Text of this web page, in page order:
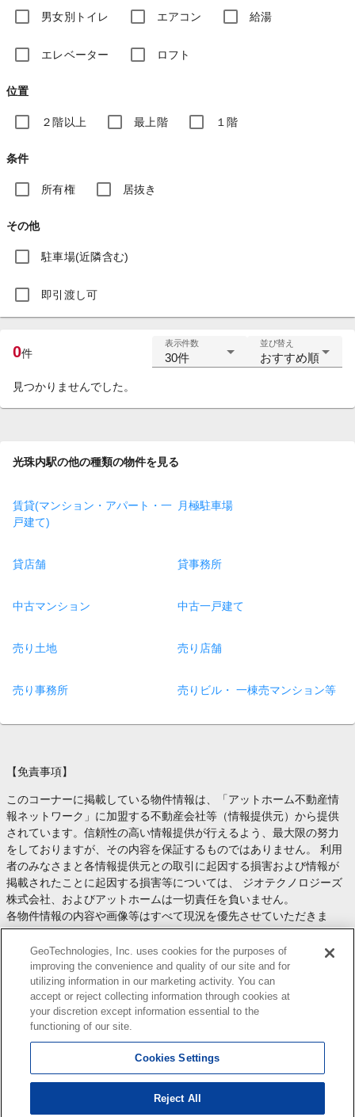
男女別トイレ エアコン 給湯
エレベーター ロフト
位置
２階以上 最上階 １階
条件
所有権 居抜き
その他
駐車場(近隣含む)
即引渡し可
0件
表示件数
30件
並び替え
おすすめ順
見つかりませんでした。
光珠内駅の他の種類の物件を見る
賃貸(マンション・アパート・一
戸建て)
月極駐車場
貸店舗 貸事務所
中古マンション 中古一戸建て
売り土地 売り店舗
売り事務所 売りビル・ 一棟売マンション等
【免責事項】
このコーナーに掲載している物件情報は、「アットホーム不動産情
報ネットワーク」に加盟する不動産会社等（情報提供元）から提供
されています。信頼性の高い情報提供が行えるよう、最大限の努力
をしておりますが、その内容を保証するものではありません。 利用
者のみなさまと各情報提供元との取引に起因する損害および情報が
掲載されたことに起因する損害等については、 ジオテクノロジーズ
株式会社、およびアットホームは一切責任を負いません。
各物件情報の内容や画像等はすべて現況を優先させていただきま
す。
お取引等（お取引の準備、資金調達等を含みます）の際には、内容
や契約条件等について、 各情報提供元より十分な説明を受け、ご自
身でご確認の上、判断してください。
このコーナーへの物件情報のご掲載、その他不動産業務ソリューシ
ョン等についての不動産会社様のお問合せはこちら
します。
Copyright(c) At Home Co.,Ltd. このサイトに掲載している情報の無断転載を禁止します。著作権
はアットホーム（株）またはその情報提供者に帰属します。
GeoTechnologies, Inc. uses cookies for the purposes of
improving the convenience and quality of our site and for
utilizing information in our marketing activity. You can
accept or reject collecting information through cookies at
your discretion except information essential to the
functioning of our site.
Cookies Settings
Reject All